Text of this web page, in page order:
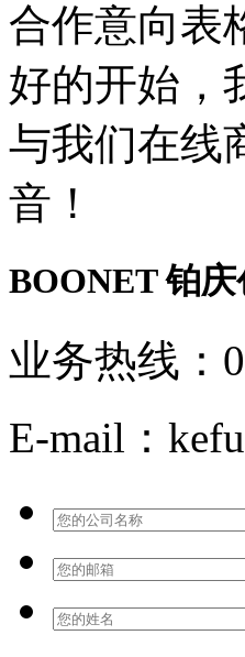
合作意向表
好的开始，
与我们在线
音！
BOONET铂庆
业务热线：
E-mail：